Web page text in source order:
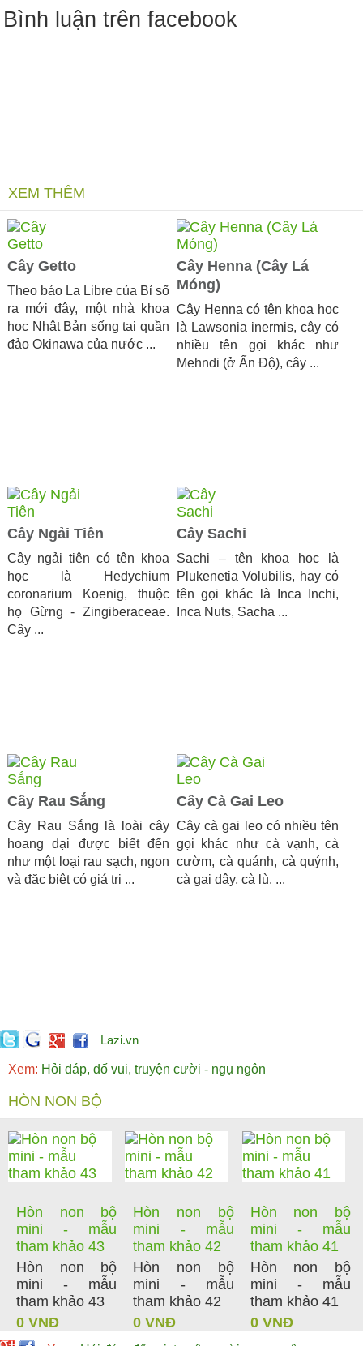
Bình luận trên facebook
XEM THÊM
Cây Getto
Theo báo La Libre của Bỉ số
ra mới đây, một nhà khoa
học Nhật Bản sống tại quần
đảo Okinawa của nước ...
Cây Henna (Cây Lá
Móng)
Cây Henna có tên khoa học
là Lawsonia inermis, cây có
nhiều tên gọi khác như
Mehndi (ở Ấn Độ), cây ...
Cây Ngải Tiên
​Cây ngải tiên có tên khoa
học là Hedychium
coronarium Koenig, thuộc
họ Gừng - Zingiberaceae.
Cây ...
Cây Sachi
Sachi – tên khoa học là
Plukenetia Volubilis, hay có
tên gọi khác là Inca Inchi,
Inca Nuts, Sacha ...
Cây Rau Sắng
Cây Rau Sắng là loài cây
hoang dại được biết đến
như một loại rau sạch, ngon
và đặc biệt có giá trị ...
Cây Cà Gai Leo
Cây cà gai leo có nhiều tên
gọi khác như cà vạnh, cà
cườm, cà quánh, cà quýnh,
cà gai dây, cà lù. ...
Lazi.vn
Xem: Hỏi đáp, đố vui, truyện cười - ngụ ngôn
HÒN NON BỘ
Hòn non bộ
mini - mẫu
tham khảo 43
Hòn non bộ
mini - mẫu
tham khảo 43
0 VNĐ
Hòn non bộ
mini - mẫu
tham khảo 42
Hòn non bộ
mini - mẫu
tham khảo 42
0 VNĐ
Hòn non bộ
mini - mẫu
tham khảo 41
Hòn non bộ
mini - mẫu
tham khảo 41
0 VNĐ